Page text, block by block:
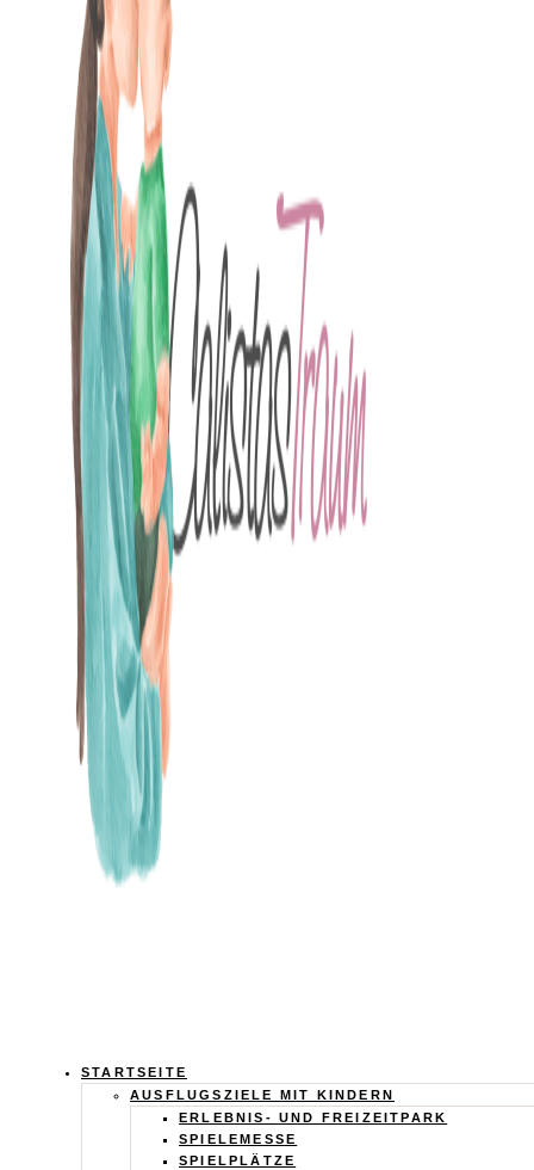
Calistas
Traum
STARTSEITE
AUSFLUGSZIELE MIT KINDERN
ERLEBNIS- UND FREIZEITPARK
SPIELEMESSE
SPIELPLÄTZE